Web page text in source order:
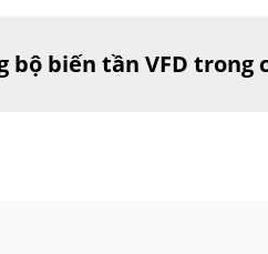
bộ biến tần VFD trong